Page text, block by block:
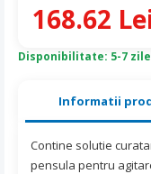
Informatii
Contine solutie
pensula pentru
Disponibilitate: 5-7
168.62